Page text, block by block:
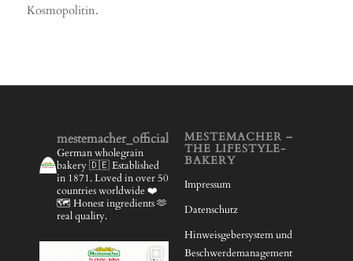
Kosmopolitin.
mestemacher_official
German wholegrain
bakery 🇩🇪Established
in 1871.Loved in over 50
countries worldwide ❤️
🗺️ Honest ingredients 🫶
real quality.
MESTEMACHER –
THE LIFESTYLE-
BAKERY
Impressum
Datenschutz
Hinweisgebersystem und
Beschwerdemanagement